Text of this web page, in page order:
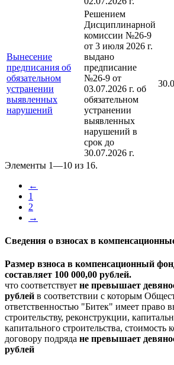
Вынесение
предписания об
обязательном
устранении
выявленных
нарушений
Решением
Дисциплинарной
комиссии №26-9
от 3 июля 2026 г.
выдано
предписание
№26-9 от
03.07.2026 г. об
обязательном
устранении
выявленных
нарушений в
срок до
30.07.2026 г.
Элементы 1—10 из 16.
←
1
2
→
Сведения о взносах в
Размер взноса в компенсационный
составляет 100 000,00 рублей.
что соответствует не превышает
рублей в соответствии с которым
ответственностью "Битек" имеет право
строительству, реконструкции,
капитального строительства, стоимость
договору подряда не превышает
рублей